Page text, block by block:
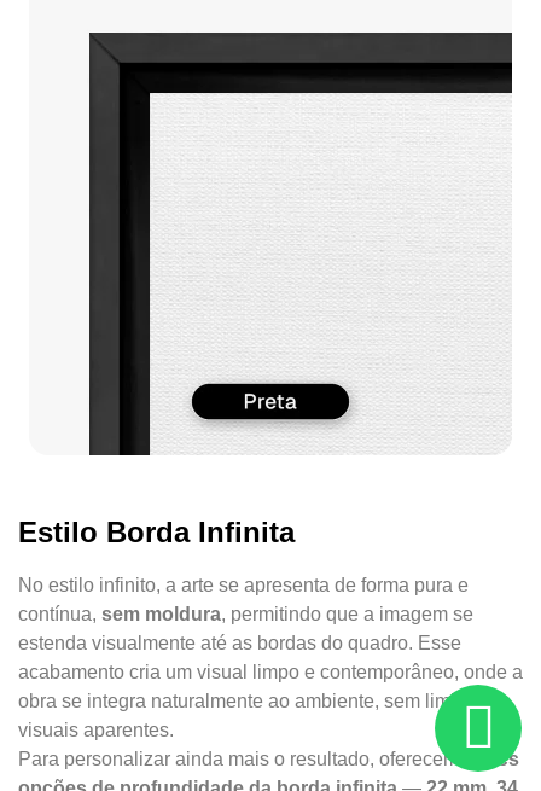
Estilo Borda Infinita
No estilo infinito, a arte se apresenta de forma pura e
contínua, sem moldura, permitindo que a imagem se
estenda visualmente até as bordas do quadro. Esse
acabamento cria um visual limpo e contemporâneo, onde a
obra se integra naturalmente ao ambiente, sem limites
visuais aparentes.
Para personalizar ainda mais o resultado, oferecemos
três